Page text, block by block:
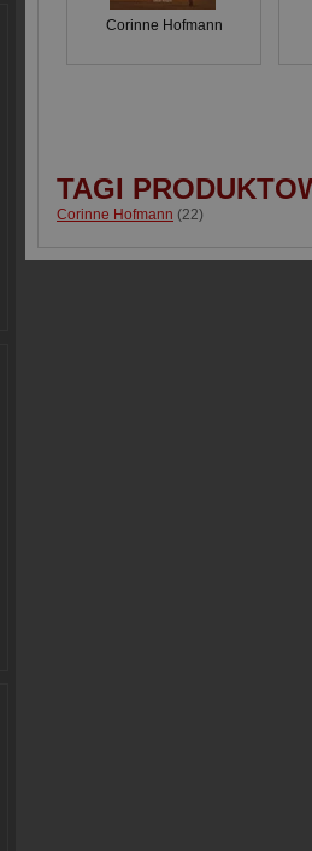
Corinne Hofmann
TAGI
Corinne Hofmann (22)